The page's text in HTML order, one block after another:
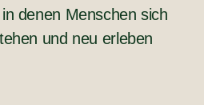
denen Menschen sich
und neu erleben